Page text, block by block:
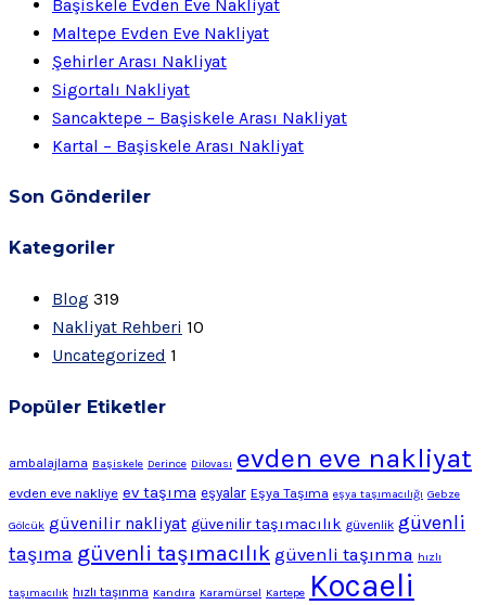
Başiskele Evden Eve Nakliyat
Maltepe Evden Eve Nakliyat
Şehirler Arası Nakliyat
Sigortalı Nakliyat
Sancaktepe – Başiskele Arası Nakliyat
Kartal – Başiskele Arası Nakliyat
Son Gönderiler
Kategoriler
Blog 319
Nakliyat Rehberi 10
Uncategorized 1
Popüler Etiketler
ambalajlama Başiskele Derince Dilovası evden eve nakliyat
evden eve nakliye ev taşıma eşyalar Eşya Taşıma eşya taşımacılığı Gebze
Gölcük güvenilir nakliyat güvenilir taşımacılık güvenlik güvenli
taşıma güvenli taşımacılık güvenli taşınma hızlı
taşımacılık hızlı taşınma Kandıra Karamürsel Kartepe Kocaeli